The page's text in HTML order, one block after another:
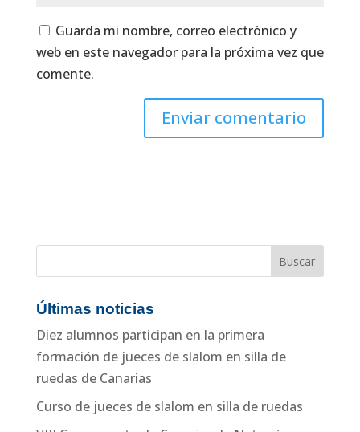
Guarda mi nombre, correo electrónico y
web en este navegador para la próxima vez que
comente.
Últimas noticias
Diez alumnos participan en la primera
formación de jueces de slalom en silla de
ruedas de Canarias
Curso de jueces de slalom en silla de ruedas